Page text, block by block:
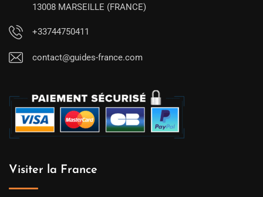
13008 MARSEILLE (FRANCE)
+33744750411
contact@guides-france.com
Visiter la France